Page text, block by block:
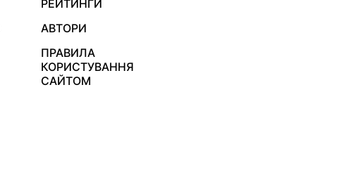
РЕЙТИНГИ
АВТОРИ
ПРАВИЛА
КОРИСТУВАННЯ
САЙТОМ